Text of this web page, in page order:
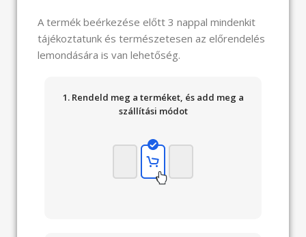
A termék beérkezése előtt 3 nappal mindenkit
tájékoztatunk és természetesen az előrendelés
lemondására is van lehetőség.
1. Rendeld meg a terméket, és add meg a
szállítási módot